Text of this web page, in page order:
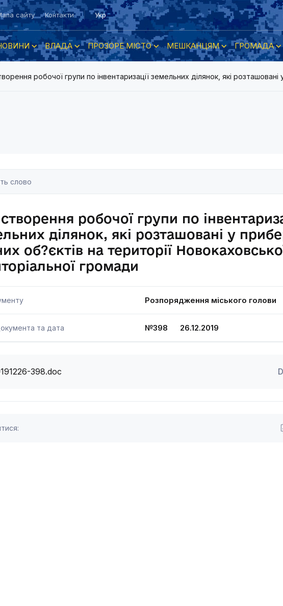
сайту Контакти Укр
ВЛАДА ПРОЗОРЕ МІСТО МЕШКАНЦЯМ ГРОМАДА
робочої групи по інвентаризації земельних ділянок, які
робочої групи по
ділянок, які розташовані у
об?єктів на території
громади
Розпорядження міського голови
та дата №398 26.12.2019
398.doc